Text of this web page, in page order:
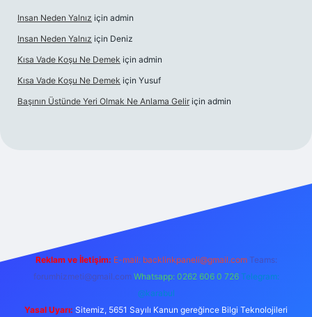
Insan Neden Yalnız için admin
Insan Neden Yalnız için Deniz
Kısa Vade Koşu Ne Demek için admin
Kısa Vade Koşu Ne Demek için Yusuf
Başının Üstünde Yeri Olmak Ne Anlama Gelir için admin
Reklam ve İletişim: E-mail: backlinkpaneli@gmail.com Teams:
forumhizmeti@gmail.com Whatsapp: 0262 606 0 726 Telegram:
@karabul
Yasal Uyarı: Sitemiz, 5651 Sayılı Kanun gereğince Bilgi Teknolojileri